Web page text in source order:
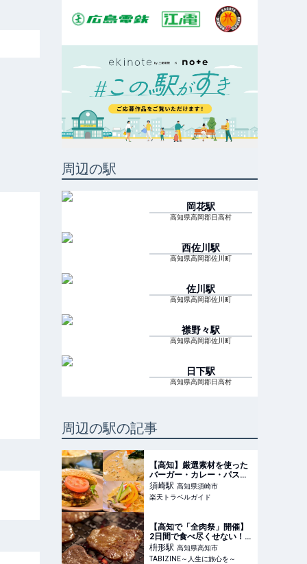
周辺の駅
岡花駅
高知県高岡郡日高村
西佐川駅
高知県高岡郡佐川町
佐川駅
高知県高岡郡佐川町
襟野々駅
高知県高岡郡佐川町
日下駅
高知県高岡郡日高村
周辺の駅の記事
【高知】厳選素材を使った
バーガー・カレー・パスタ
「須﨑大漁堂」 【楽天トラ
ベル】
須崎駅 高知県須崎市
楽天トラベルガイド
【高知で「全肉祭」開催】
2日間で食べ尽くせない！
全国の肉グルメが大集合 |
TABIZINE～人生に旅心を
枡形駅 高知県高知市
TABIZINE～人生に旅心を～